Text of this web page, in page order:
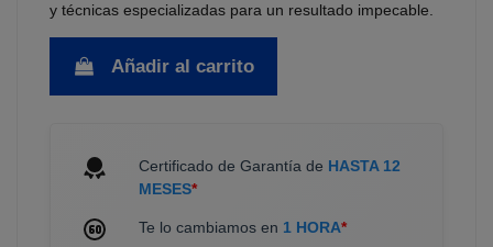
y técnicas especializadas para un resultado impecable.
Añadir al carrito
Certificado de Garantía de HASTA 12
MESES*
Te lo cambiamos en 1 HORA*